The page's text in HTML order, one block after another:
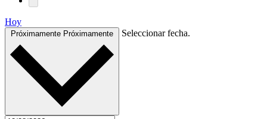
Hoy
Próximamente Próximamente Seleccionar fecha.